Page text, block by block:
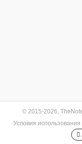
© 2015-2026,
Условия использования
